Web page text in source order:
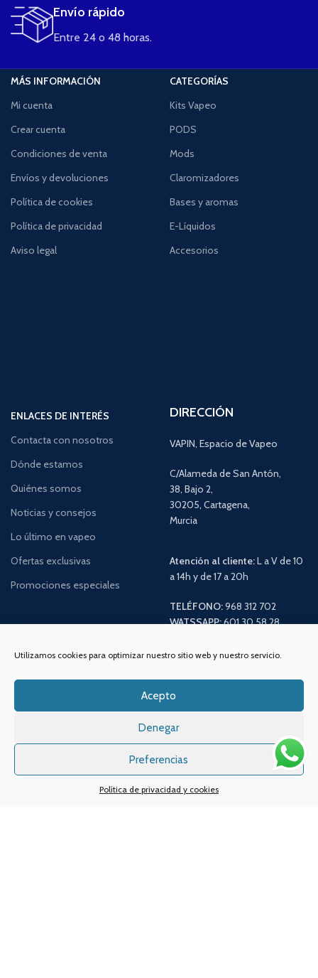
Utilizamos cookies para optimizar nuestro sitio web y nuestro servicio.
Acepto
Denegar
Preferencias
Política de privacidad y cookies
Envío rápido
Entre 24 o 48 horas.
MÁS INFORMACIÓN
Mi cuenta
Crear cuenta
Condiciones de venta
Envíos y devoluciones
Política de cookies
Política de privacidad
Aviso legal
CATEGORÍAS
Kits Vapeo
PODS
Mods
Claromizadores
Bases y aromas
E-Líquidos
Accesorios
ENLACES DE INTERÉS
Contacta con nosotros
Dónde estamos
Quiénes somos
Noticias y consejos
Lo último en vapeo
Ofertas exclusivas
Promociones especiales
DIRECCIÓN
VAPIN, Espacio de Vapeo
C/Alameda de San Antón,
38, Bajo 2,
30205, Cartagena,
Murcia
Atención al cliente:L a V de 10
a 14h y de 17 a 20h
TELÉFONO:968 312 702
WATSSAPP:601 30 58 28